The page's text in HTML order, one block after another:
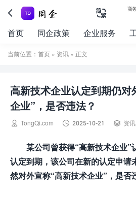
 商

首页 同企政策 企业服务
当前位置： 首页 » 资讯 » 正文
高新技术企业认定到期仍对
企业”，是否违法？
 TongQi.com  2025-10-21  资讯
某公司曾获得“高新技术企业”
认定到期，该公司在新的认定申请
然对外宣称“高新技术企业”，是否